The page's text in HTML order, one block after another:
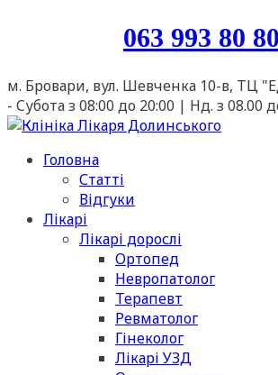
063 993 80 80
м. Бровари, вул. Шевченка 10-в, ТЦ
- Cубота з 08:00 до 20:00 | Нд. з 08.00
Головна
Статті
Відгуки
Лікарі
Лікарі дорослі
Ортопед
Невропатолог
Терапевт
Ревматолог
Гінеколог
Лікарі УЗД